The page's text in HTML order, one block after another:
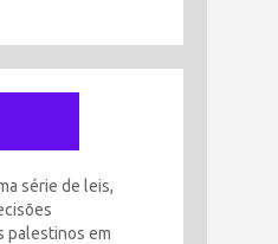
série de leis,
palestinos em